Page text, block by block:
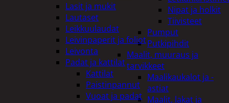
Nipat ja holkit
Tiivisteet
Pumput
Putkipihdit
Maalit, muuraus ja
tarvikkeet
Maalikaukalot ja -
astiat
Maalit, lakat ja
Lasit ja mukit
Lautaset
Leikkuulaudat
Leivinpaperit ja foliot
Leivonta
Padat ja kattilat
Kattilat
Paistinpannut
Vuoat ja padat